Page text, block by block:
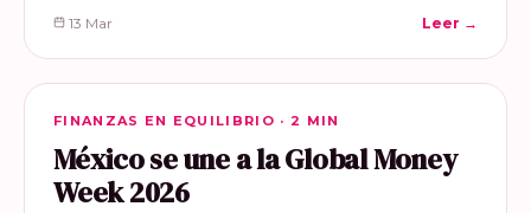
13 Mar Leer →
FINANZAS EN EQUILIBRIO
FINANZAS EN EQUILIBRIO · 2 MIN
México se une a la Global Money
Week 2026